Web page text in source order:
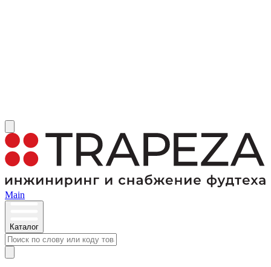
Main
Каталог